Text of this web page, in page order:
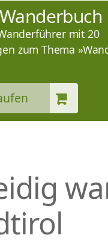
M
I
N
T
S
G
E
N
mit 20
zum Thema